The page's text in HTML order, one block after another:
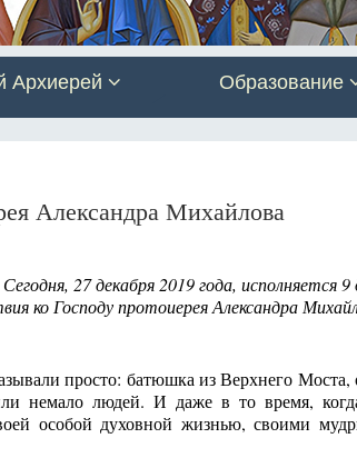
Архиерей Образование
Александра Михайлова
Сегодня, 27 декабря 2019 года, исполняется 9
ко Господу протоиерея Александра
просто: батюшка из Верхнего Моста,
немало людей. И даже в то время,
особой духовной жизнью, своими